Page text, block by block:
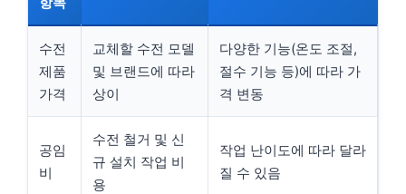
수전
제품
가격
교체할 수전 모델
및 브랜드에 따라
상이
다양한 기능(온도 조절,
절수 기능 등)에 따라 가
격 변동
공임
비
수전 철거 및 신
규 설치 작업 비
용
작업 난이도에 따라 달라
질 수 있음